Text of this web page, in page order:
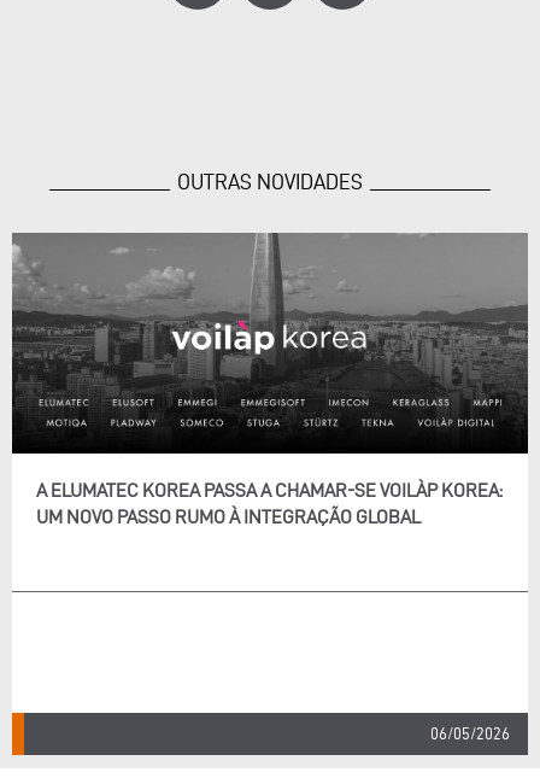
OUTRAS NOVIDADES
A ELUMATEC KOREA PASSA A CHAMAR-SE VOILÀP KOREA:
UM NOVO PASSO RUMO À INTEGRAÇÃO GLOBAL
06/05/2026